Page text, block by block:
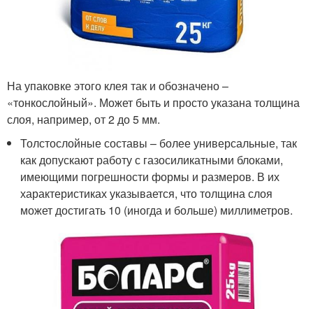
На упаковке этого клея так и обозначено –
«тонкослойный». Может быть и просто указана толщина
слоя, например, от 2 до 5 мм.
Толстослойные составы – более универсальные, так
как допускают работу с газосиликатными блоками,
имеющими погрешности формы и размеров. В их
характеристиках указывается, что толщина слоя
может достигать 10 (иногда и больше) миллиметров.